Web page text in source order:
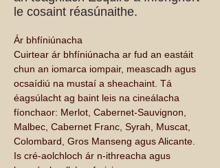
le cosaint réasúnaithe.
Ár bhfíniúnacha
Cuirtear ár bhfíniúnacha ar fud an eastáit
chun an iomarca iompair, meascadh agus
ocsaídiú na mustaí a sheachaint. Tá
éagsúlacht ag baint leis na cineálacha
fíonchaor: Merlot, Cabernet-Sauvignon,
Malbec, Cabernet Franc, Syrah, Muscat,
Colombard, Gros Manseng agus Alicante.
Is cré-aolchloch ár n-ithreacha agus